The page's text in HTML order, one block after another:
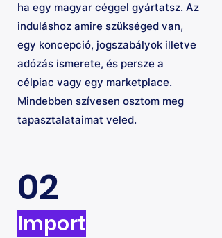
ha egy magyar céggel gyártatsz. Az
induláshoz amire szükséged van,
egy koncepció, jogszabályok illetve
adózás ismerete, és persze a
célpiac vagy egy marketplace.
Mindebben szívesen osztom meg
tapasztalataimat veled.
02
Import